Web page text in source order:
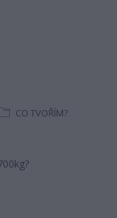
CO TVOŘÍM?